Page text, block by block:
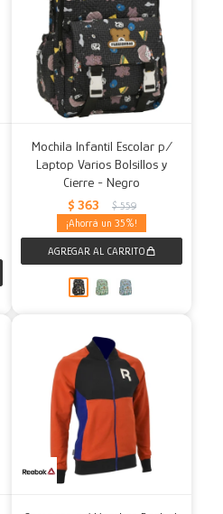
Mochila Infantil Escolar p/
Laptop Varios Bolsillos y
Cierre - Negro
$ 363 $ 559
35